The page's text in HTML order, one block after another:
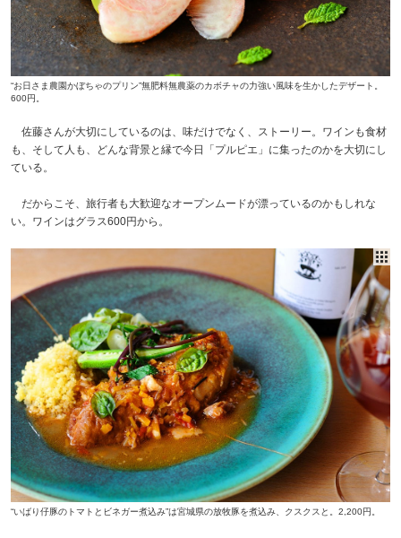
“お日さま農園かぼちゃのプリン”無肥料無農薬のカボチャの力強い風味を生かしたデザート。
600円。
佐藤さんが大切にしているのは、味だけでなく、ストーリー。ワインも食材
も、そして人も、どんな背景と縁で今日「プルピエ」に集ったのかを大切にし
ている。
だからこそ、旅行者も大歓迎なオープンムードが漂っているのかもしれな
い。ワインはグラス600円から。
“いばり仔豚のトマトとビネガー煮込み”は宮城県の放牧豚を煮込み、クスクスと。2,200円。